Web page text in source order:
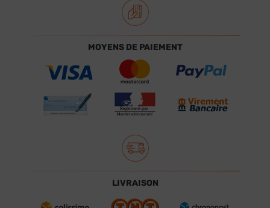
MOYENS DE PAIEMENT
LIVRAISON